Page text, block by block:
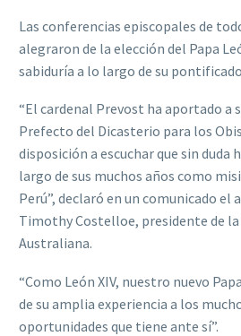
Las conferencias episcopales de
alegraron de la elección del Papa
sabiduría a lo largo de su
“El cardenal Prevost ha aportado a
Prefecto del Dicasterio para los
disposición a escuchar que sin duda
largo de sus muchos años como
Perú”, declaró en un comunicado el
Timothy Costelloe, presidente de
Australiana.
“Como León XIV, nuestro nuevo
de su amplia experiencia a los
oportunidades que tiene ante sí”.